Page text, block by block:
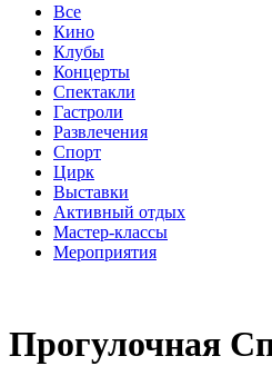
Все
Кино
Клубы
Концерты
Спектакли
Гастроли
Развлечения
Спорт
Цирк
Выставки
Активный отдых
Мастер-классы
Мероприятия
Прогулочная